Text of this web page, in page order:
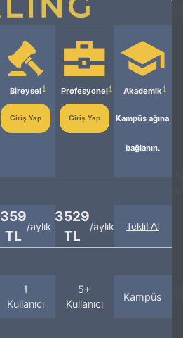
Bireysel
Giriş Yap
Profesyonel
Giriş Yap
Akademik
Kampüs ağına
bağlanın.
359
TL
/aylık
3529
TL
/aylık Teklif Al
1
Kullanıcı
5+
Kullanıcı
Kampüs